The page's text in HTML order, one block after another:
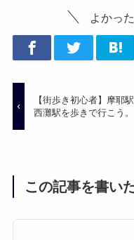
よかっ
【街歩き初心者】摩耶
西灘駅を歩きで行こう。
この記事を書い